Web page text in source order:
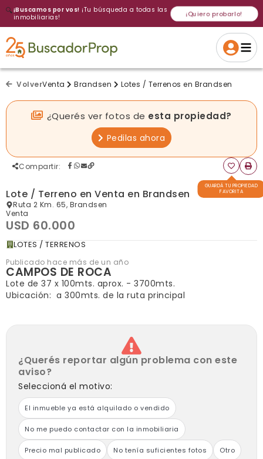
🔍¡Buscamos por vos! ¡Tu búsqueda a todas las
inmobiliarias!
¡Quiero probarlo!
Cancelar Si, eliminar
Gracias
Volver a intentar
¡Si, enviar a todos!
VolverVenta Brandsen Lotes / Terrenos en Brandsen
¿Querés ver fotos de esta propiedad?
Pedilas ahora
Compartir:
GUARDÁ TU PROPIEDAD
FAVORITA
Lote / Terreno en Venta en Brandsen
Ruta 2 Km. 65, Brandsen
Venta
USD 60.000
LOTES / TERRENOS
Publicado hace más de un año
CAMPOS DE ROCA
Lote de 37 x 100mts. aprox. - 3700mts.
Ubicación: a 300mts. de la ruta principal
¿Querés reportar algún problema con este
aviso?
Seleccioná el motivo:
El inmueble ya está alquilado o vendido
No me puedo contactar con la inmobiliaria
Precio mal publicado No tenía suficientes fotos Otro